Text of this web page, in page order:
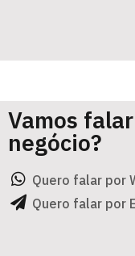
Vamos
negócio?
Quero falar por
Quero falar por